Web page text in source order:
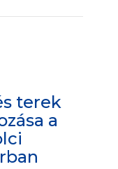
terek
a